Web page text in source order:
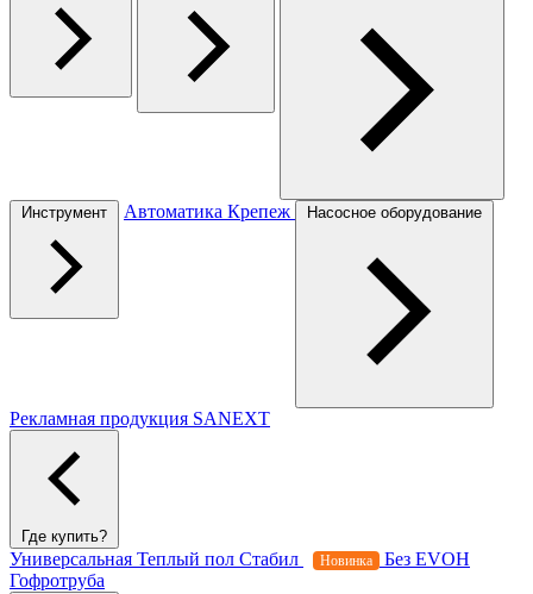
Инструмент Автоматика Крепеж Насосное оборудование
Рекламная продукция SANEXT
Где купить?
Универсальная Теплый пол Стабил Новинка
Без EVOH
Гофротруба